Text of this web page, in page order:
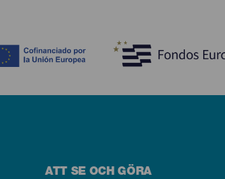
ATT SE OCH GÖRA